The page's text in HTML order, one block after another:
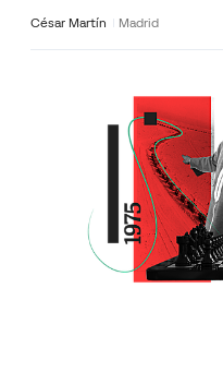
César Martín Madrid